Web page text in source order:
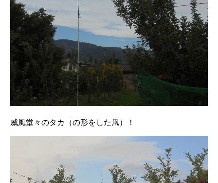
威風堂々のタカ（の形をした凧）！